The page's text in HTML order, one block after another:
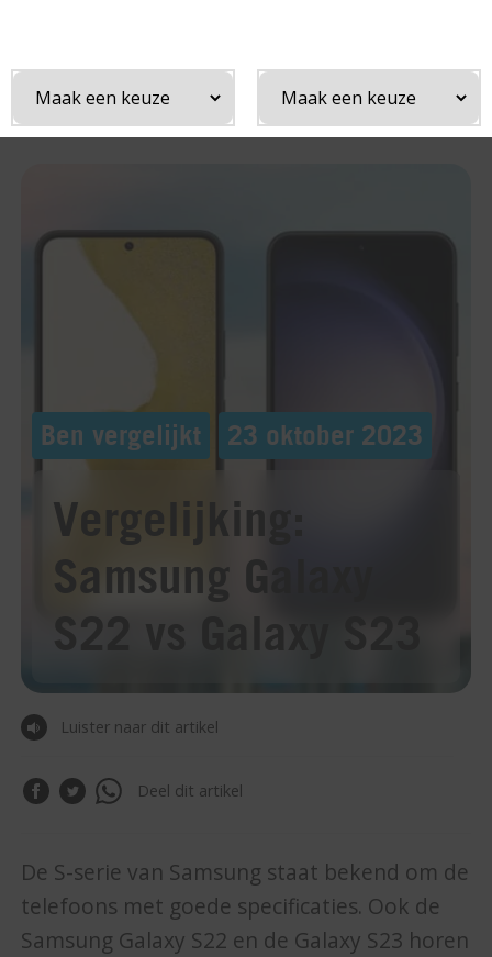
Ben vergelijkt Vergelijking: Samsung Galaxy S22 vs Galaxy S23
Ben vergelijkt 23 oktober 2023
Vergelijking:
Samsung Galaxy
Luister naar dit artikel
Deel dit artikel
De S-serie van Samsung staat bekend om de
telefoons met goede specificaties. Ook de
Samsung Galaxy S22 en de Galaxy S23 horen